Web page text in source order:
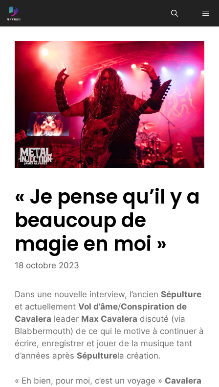
Aller
au
« Je pense qu’il y a
beaucoup de
magie en moi »
18 octobre 2023
Dans une nouvelle interview, l’ancien Sépulture
et actuellement Vol d’âme/Conspiration de
Cavalera leader Max Cavalera discuté (via
Blabbermouth) de ce qui le motive à continuer à
écrire, enregistrer et jouer de la musique tant
d’années après Sépulturela création.
« Eh bien, pour moi, c’est un voyage » Cavalera